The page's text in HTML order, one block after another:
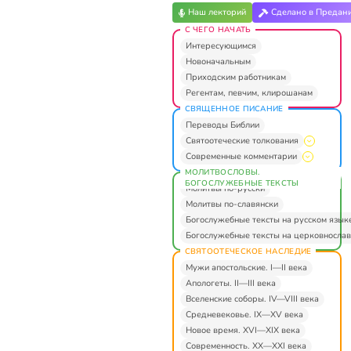
Наш лекторий Сделано в
С ЧЕГО НАЧАТЬ
Интересующимся
Новоначальным
Приходским работникам
Регентам, певчим, клирошанам
СВЯЩЕННОЕ ПИСАНИЕ
Переводы Библии
Святоотеческие толкования
Современные комментарии
МОЛИТВОСЛОВЫ.
БОГОСЛУЖЕБНЫЕ ТЕКСТЫ
Молитвы по-русски
Молитвы по-славянски
Богослужебные тексты на русском
Богослужебные тексты на
СВЯТООТЕЧЕСКОЕ НАСЛЕДИЕ
Мужи апостольские. I—II века
Апологеты. II—III века
Вселенские соборы. IV—VIII века
Средневековье. IX—XV века
Новое время. XVI—XIX века
Современность. XX—XXI века